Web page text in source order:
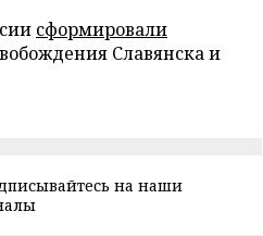
сформировали
Славянска и
на наши